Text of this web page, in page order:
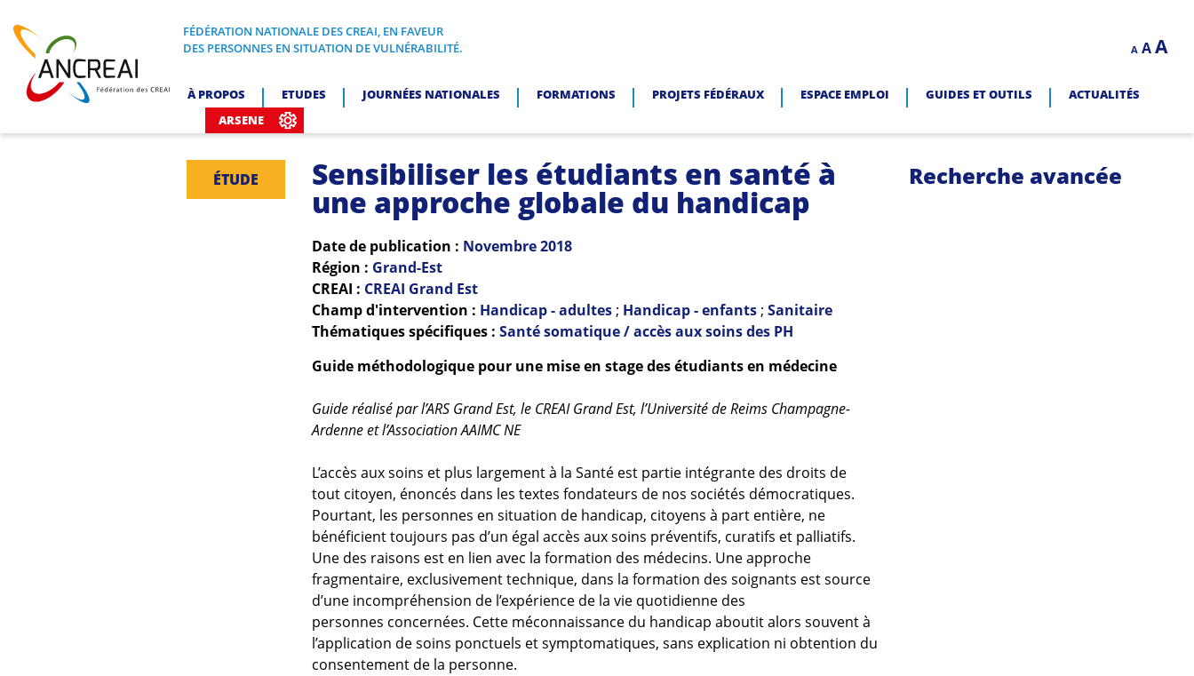
content
ANCREAI
FÉDÉRATION NATIONALE DES CREAI, EN FAVEUR DES PERSONNES EN SITUATION DE VULNÉRABILITÉ.
FÉDÉRATION NATIONALE DES CREAI, EN FAVEUR
DES PERSONNES EN SITUATION DE VULNÉRABILITÉ.
A
Decrease
font
A Reset
A
À PROPOS ETUDES JOURNÉES NATIONALES FORMATIONS PROJETS FÉDÉRAUX ESPACE EMPLOI GUIDES ET OUTILS
ACTUALITÉS
ARSENE
ÉTUDE Sensibiliser les étudiants en santé à
une approche globale du handicap
Date de publication : Novembre2018
Région : Grand-Est
CREAI : CREAI Grand Est
Champ d'intervention : Handicap - adultes; Handicap - enfants; Sanitaire
Thématiques spécifiques : Santé somatique / accès aux soins des PH
Guide méthodologique pour une mise en stage des étudiants en médecine
Guide réalisé par l’ARS Grand Est, le CREAI Grand Est, l’Université de Reims Champagne-
Ardenne et l’Association AAIMC NE
L’accès aux soins et plus largement à la Santé est partie intégrante des droits de
tout citoyen, énoncés dans les textes fondateurs de nos sociétés démocratiques.
Pourtant, les personnes en situation de handicap, citoyens à part entière, ne
bénéficient toujours pas d’un égal accès aux soins préventifs, curatifs et palliatifs.
Une des raisons est en lien avec la formation des médecins. Une approche
fragmentaire, exclusivement technique, dans la formation des soignants est source
d’une incompréhension de l’expérience de la vie quotidienne des
personnes concernées. Cette méconnaissance du handicap aboutit alors souvent à
l’application de soins ponctuels et symptomatiques, sans explication ni obtention du
consentement de la personne.
Recherche avancée